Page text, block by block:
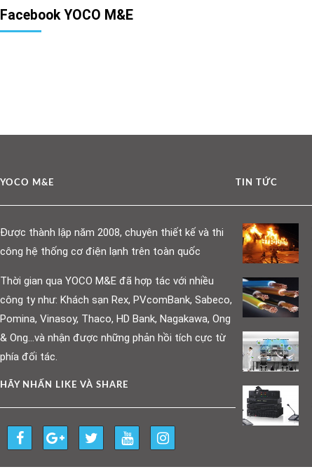
Facebook YOCO M&E
YOCO M&E
Được thành lập năm 2008, chuyên thiết kế và thi
công hệ thống cơ điện lạnh trên toàn quốc
Thời gian qua YOCO M&E đã hợp tác với nhiều
công ty như: Khách sạn Rex, PVcomBank, Sabeco,
Pomina, Vinasoy, Thaco, HD Bank, Nagakawa, Ong
& Ong…và nhận được những phản hồi tích cực từ
phía đối tác.
HÃY NHẤN LIKE VÀ SHARE
TIN TỨC